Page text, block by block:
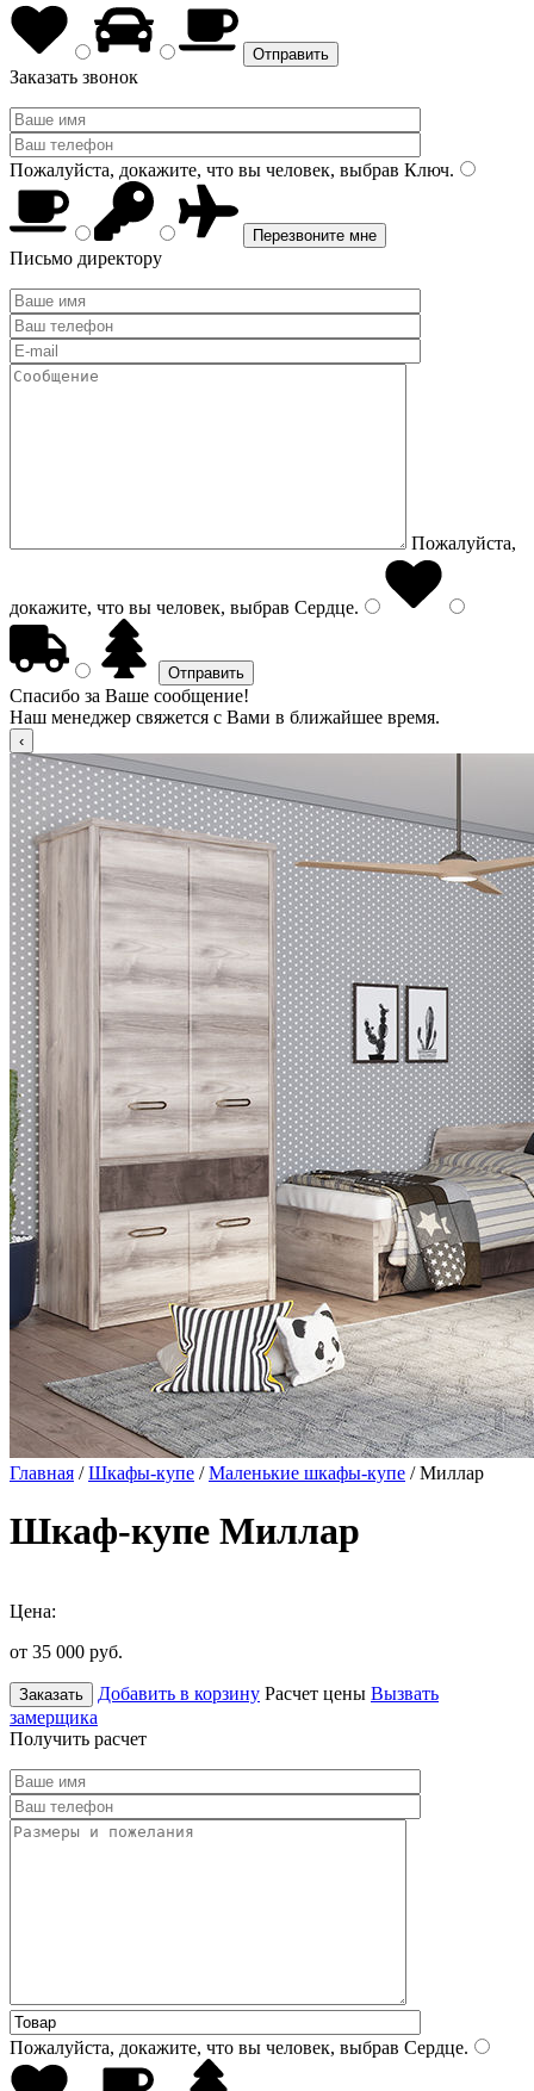
Заказать звонок
Пожалуйста, докажите, что вы человек, выбрав Ключ.
Письмо директору
Пожалуйста,
докажите, что вы человек, выбрав Сердце.
Спасибо за Ваше сообщение!
Наш менеджер свяжется с Вами в ближайшее время.
Главная /Шкафы-купе /Маленькие шкафы-купе / Миллар
Шкаф-купе Миллар
Цена:
от 35 000 руб.
Заказать Добавить в корзину Расчет цены Вызвать
замерщика
Получить расчет
Пожалуйста, докажите, что вы человек, выбрав Сердце.